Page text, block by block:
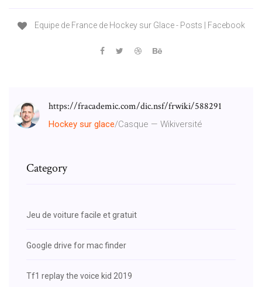
Equipe de France de Hockey sur Glace - Posts | Facebook
https://fracademic.com/dic.nsf/frwiki/588291
Hockey sur glace/Casque — Wikiversité
Category
Jeu de voiture facile et gratuit
Google drive for mac finder
Tf1 replay the voice kid 2019